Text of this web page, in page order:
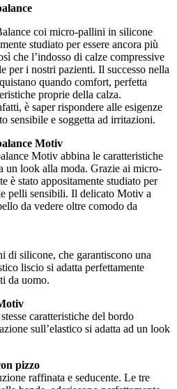
coi micro-pallini in silicone
studiato per essere ancora più
che l’indosso di calze compressive
per i nostri pazienti. Il successo nella
quando comfort, perfetta
proprie della calza.
è saper rispondere alle esigenze
sensibile e soggetta ad irritazioni.
Motiv
Motiv abbina le caratteristiche
un look alla moda. Grazie ai micro-
è stato appositamente studiato per
pelli sensibili. Il delicato Motiv a
da vedere oltre comodo da
di silicone, che garantiscono una
liscio si adatta perfettamente
da uomo.
caratteristiche del bordo
sull’elastico si adatta ad un look
pizzo
raffinata e seducente. Le tre